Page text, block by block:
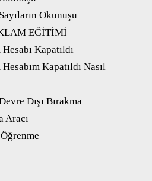
Okunuşu
EĞİTİMİ
Kapatıldı
Kapatıldı Nasıl
Dışı Bırakma
Aracı